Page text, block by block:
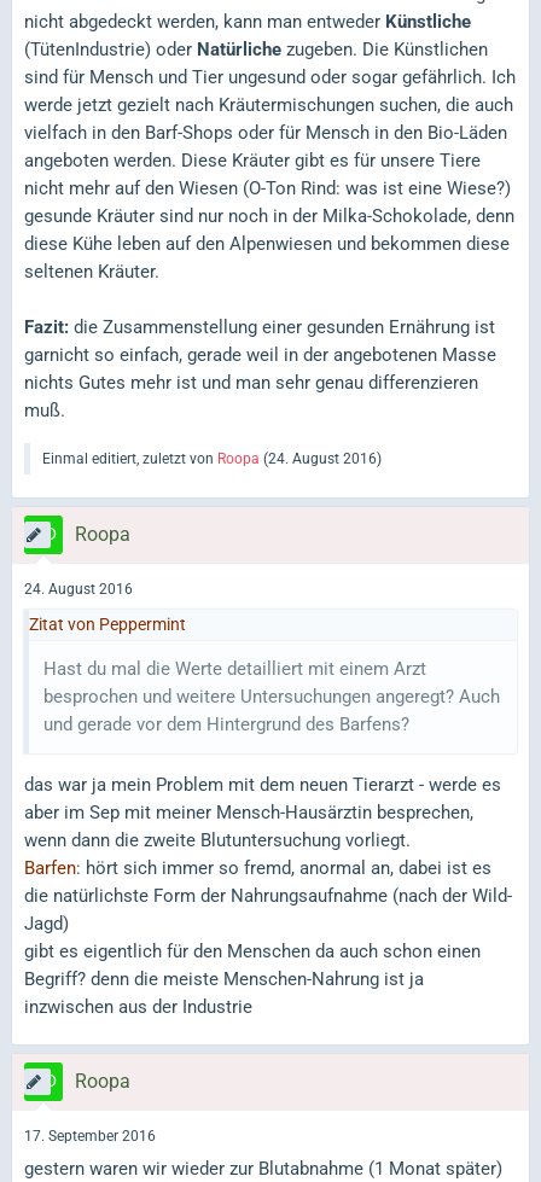
nicht abgedeckt werden, kann man entweder Künstliche
(TütenIndustrie) oder Natürliche zugeben. Die Künstlichen
sind für Mensch und Tier ungesund oder sogar gefährlich. Ich
werde jetzt gezielt nach Kräutermischungen suchen, die auch
vielfach in den Barf-Shops oder für Mensch in den Bio-Läden
angeboten werden. Diese Kräuter gibt es für unsere Tiere
nicht mehr auf den Wiesen (O-Ton Rind: was ist eine Wiese?)
gesunde Kräuter sind nur noch in der Milka-Schokolade, denn
diese Kühe leben auf den Alpenwiesen und bekommen diese
seltenen Kräuter.
Fazit: die Zusammenstellung einer gesunden Ernährung ist
garnicht so einfach, gerade weil in der angebotenen Masse
nichts Gutes mehr ist und man sehr genau differenzieren
muß.
Einmal editiert, zuletzt von Roopa (24. August 2016)
Roopa
24. August 2016
Zitat von Peppermint
Hast du mal die Werte detailliert mit einem Arzt
besprochen und weitere Untersuchungen angeregt? Auch
und gerade vor dem Hintergrund des Barfens?
das war ja mein Problem mit dem neuen Tierarzt - werde es
aber im Sep mit meiner Mensch-Hausärztin besprechen,
wenn dann die zweite Blutuntersuchung vorliegt.
Barfen: hört sich immer so fremd, anormal an, dabei ist es
die natürlichste Form der Nahrungsaufnahme (nach der Wild-
Jagd)
gibt es eigentlich für den Menschen da auch schon einen
Begriff? denn die meiste Menschen-Nahrung ist ja
inzwischen aus der Industrie
Roopa
17. September 2016
gestern waren wir wieder zur Blutabnahme (1 Monat später)